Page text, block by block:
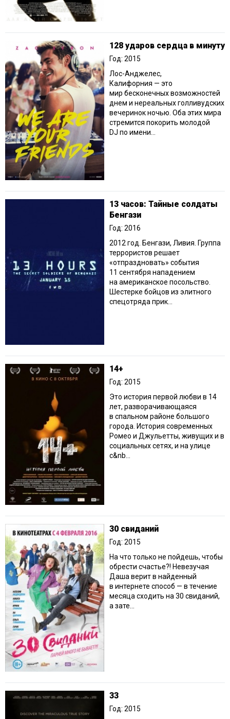
128 ударов сердца в минуту
Год: 2015
Лос-Анджелес,
Калифорния — это
мир бесконечных возможностей
днем и нереальных голливудских
вечеринок ночью. Оба этих мира
стремится покорить молодой
DJ по имени...
13 часов: Тайные солдаты
Бенгази
Год: 2016
2012 год. Бенгази, Ливия. Группа
террористов решает
«отпраздновать» события
11 сентября нападением
на американское посольство.
Шестерке бойцов из элитного
спецотряда прик...
14+
Год: 2015
Это история первой любви в 14
лет, разворачивающаяся
в спальном районе большого
города. История современных
Ромео и Джульетты, живущих и в
социальных сетях, и на улице
с&nb...
30 свиданий
Год: 2015
На что только не пойдешь, чтобы
обрести счастье?! Невезучая
Даша верит в найденный
в интернете способ — в течение
месяца сходить на 30 свиданий,
а зате...
33
Год: 2015